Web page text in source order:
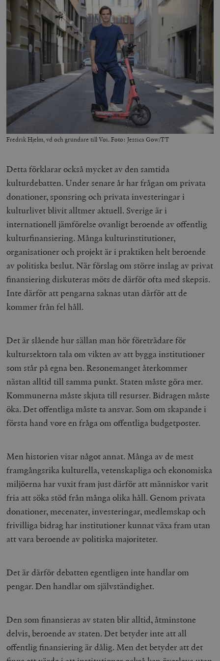
Fredrik Hjelm, vd och grundare till Voi. Foto: Jessica Gow/TT
Detta förklarar också mycket av den samtida
kulturdebatten. Under senare år har frågan om privata
donationer, sponsring och privata investeringar i
kulturlivet blivit alltmer aktuell. Sverige är i
internationell jämförelse ovanligt beroende av offentlig
kulturfinansiering. Många kulturinstitutioner,
organisationer och projekt är i praktiken helt beroende
av politiska beslut. När förslag om större inslag av privat
finansiering diskuteras möts de därför ofta med skepsis.
Inte därför att pengarna saknas utan därför att de
kommer från fel håll.
Det är slående hur sällan man hör företrädare för
kultursektorn tala om vikten av att bygga institutioner
som står på egna ben. Resonemanget återkommer
nästan alltid till samma punkt. Staten måste göra mer.
Kommunerna måste skjuta till resurser. Bidragen måste
öka. Det offentliga måste ta ansvar. Som om skapande i
första hand vore en fråga om offentliga budgetposter.
Men historien visar något annat. Många av de mest
framgångsrika kulturella, vetenskapliga och ekonomiska
miljöerna har vuxit fram just därför att människor varit
fria att söka stöd från många olika håll. Genom privata
donationer, mecenater, investeringar, medlemskap och
frivilliga bidrag har institutioner kunnat växa fram utan
att vara beroende av politiska majoriteter.
Det är därför debatten egentligen inte handlar om
pengar. Den handlar om självständighet.
Den som finansieras av staten blir alltid, åtminstone
delvis, beroende av staten. Det betyder inte att all
offentlig finansiering är dålig. Men det betyder att det